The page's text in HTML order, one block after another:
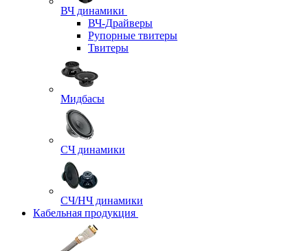
ВЧ динамики
ВЧ-Драйверы
Рупорные твитеры
Твитеры
Мидбасы
СЧ динамики
СЧ/НЧ динамики
Кабельная продукция